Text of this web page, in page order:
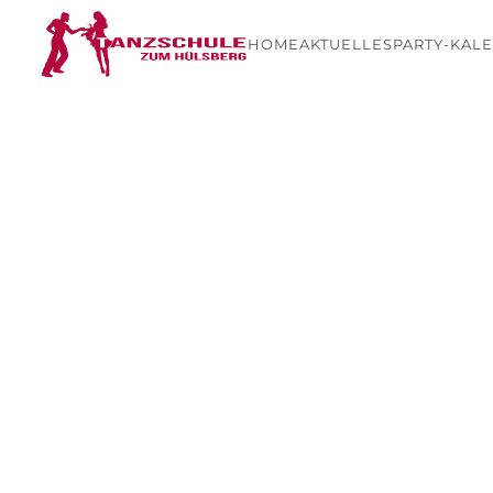
Skip to main content
HOMEAKTUELLESPARTY-